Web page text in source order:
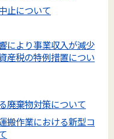
止について
により事業収入が減少
産税の特例措置につい
廃棄物対策について
搬作業における新型コ